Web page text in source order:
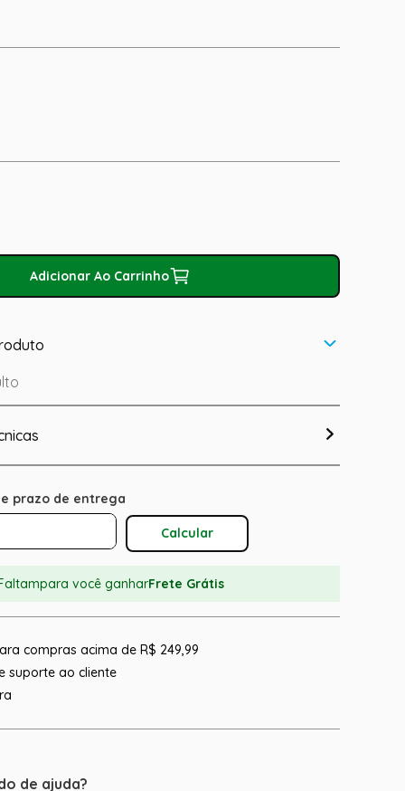
Adicionar Ao Carrinho
Calcular O Frete
para você ganharFrete Grátis
compras acima de R$ 249,99
suporte ao cliente
de ajuda?